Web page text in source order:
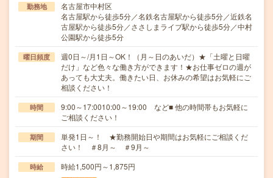
勤務地
名古屋市中村区
名古屋駅から徒歩5分／名鉄名古屋駅から徒歩5分／近鉄名
古屋駅から徒歩5分／ささしまライブ駅から徒歩5分／中村
公園駅から徒歩5分
曜日頻度
週0日～/月1日～OK！（月～日のあいだ）★「土曜と日曜
だけ」など色々な働き方ができます！★お仕事ゼロの週が
あっても大丈夫。働きたい日、お休みの希望はお気軽にご
相談ください！
時間
9:00～17:0010:00～19:00 など■ 他の時間帯もお気軽に
ご相談ください！
期間
単発1日～！ ★勤務開始日や期間はお気軽にご相談くだ
さい！ ＃8月～ ＃9月～
時給 時給1,500円～1,875円